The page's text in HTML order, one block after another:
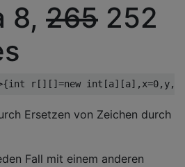
8, 265 252
Ersetzen von Zeichen durch
Fall mit einem anderen